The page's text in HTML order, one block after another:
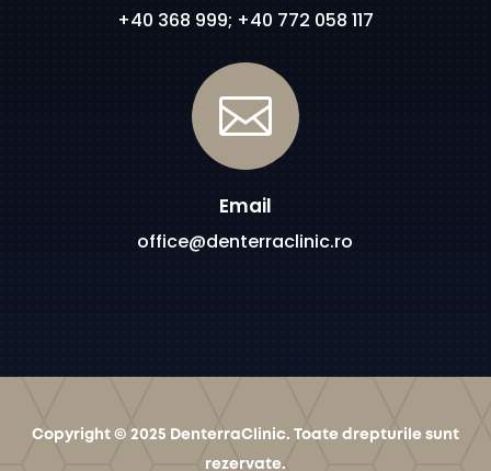
+40 368 999; +40 772 058 117

Email
office@denterraclinic.ro
Copyright © 2025 DenterraClinic. Toate drepturile sunt
rezervate.